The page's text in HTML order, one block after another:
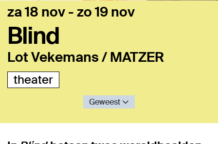
Blind
Lot Vekemans / MATZER
za 18 nov-zo 19 nov
theater
Geweest